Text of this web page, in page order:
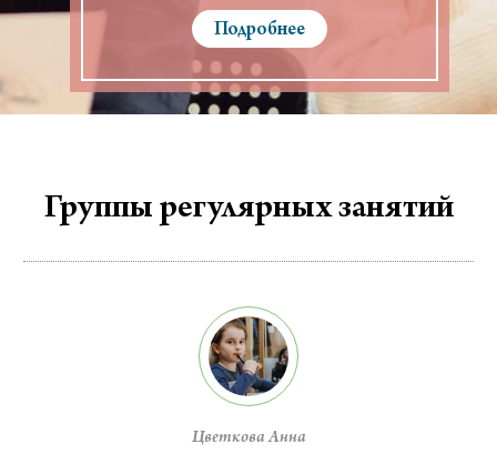
Подробнее
Группы регулярных занятий
Цветкова Анна